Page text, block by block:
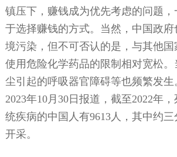
镇压下，赚钱成为优先考虑的问题，
于选择赚钱的方式。当然，中国政
境污染，但不可否认的是，与其他
使用危险化学药品的限制相对宽松
尘引起的呼吸器官障碍等也频繁发生
2023年10月 30日报道，截至2022年，
统疾病的中国人有9613人，其中约
开采。